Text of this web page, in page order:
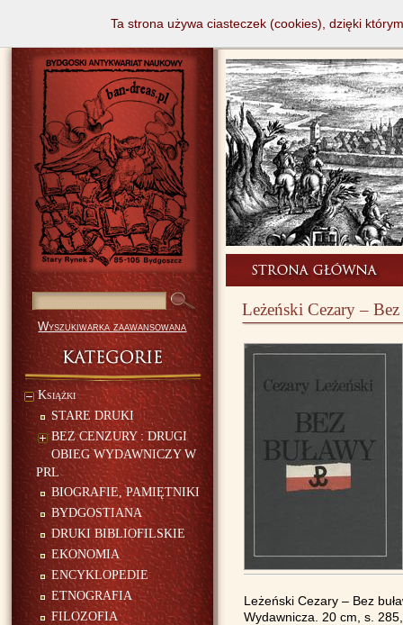
Wyszukiwarka zaawansowana
Książki
STARE DRUKI
BEZ CENZURY : DRUGI
OBIEG WYDAWNICZY W
PRL
BIOGRAFIE, PAMIĘTNIKI
BYDGOSTIANA
DRUKI BIBLIOFILSKIE
EKONOMIA
ENCYKLOPEDIE
ETNOGRAFIA
FILOZOFIA
Leżeński Cezary – Bez
Leżeński Cezary – Bez
Wydawnicza. 20 cm, s.
Ta strona używa ciasteczek (cookies), dzięki